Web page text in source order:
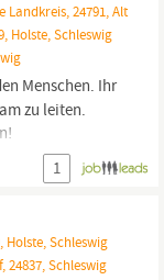
Landkreis, 24791, Alt
Holste, Schleswig
Menschen. Ihr
zu leiten.
und viele
und vieles
Shopartikel
1
Holste, Schleswig
24837, Schleswig